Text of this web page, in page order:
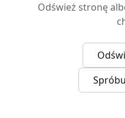
Odśwież stronę